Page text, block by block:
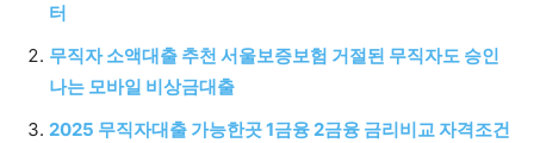
터
무직자 소액대출 추천 서울보증보험 거절된 무직자도 승인
나는 모바일 비상금대출
2025 무직자대출 가능한곳 1금융 2금융 금리비교 자격조건